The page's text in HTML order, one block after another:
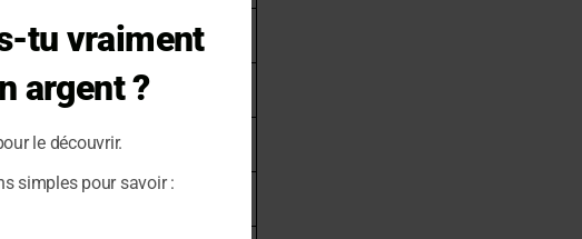
this
tu vraiment
argent ?
le découvrir.
simples pour savoir :